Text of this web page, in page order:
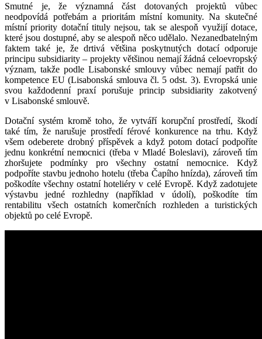
Smutné je, že významná část dotovaných projektů vůbec
neodpovídá potřebám a prioritám místní komunity. Na skutečné
místní priority dotační tituly nejsou, tak se alespoň využijí dotace,
které jsou dostupné, aby se alespoň něco udělalo. Nezanedbatelným
faktem také je, že drtivá většina poskytnutých dotací odporuje
principu subsidiarity – projekty většinou nemají žádná celoevropský
význam, takže podle Lisabonské smlouvy vůbec nemají patřit do
kompetence EU (Lisabonská smlouva čl. 5 odst. 3). Evropská unie
svou každodenní praxí porušuje princip subsidiarity zakotvený
v Lisabonské smlouvě.
Dotační systém kromě toho, že vytváří korupční prostředí, škodí
také tím, že narušuje prostředí férové konkurence na trhu. Když
všem odeberete drobný příspěvek a když potom dotací podpoříte
jednu konkrétní nemocnici (třeba v Mladé Boleslavi), zároveň tím
zhoršujete podmínky pro všechny ostatní nemocnice. Když
podpoříte stavbu jednoho hotelu (třeba Čapího hnízda), zároveň tím
poškodíte všechny ostatní hoteliéry v celé Evropě. Když zadotujete
výstavbu jedné rozhledny (například v údolí), poškodíte tím
rentabilitu všech ostatních komerčních rozhleden a turistických
objektů po celé Evropě.